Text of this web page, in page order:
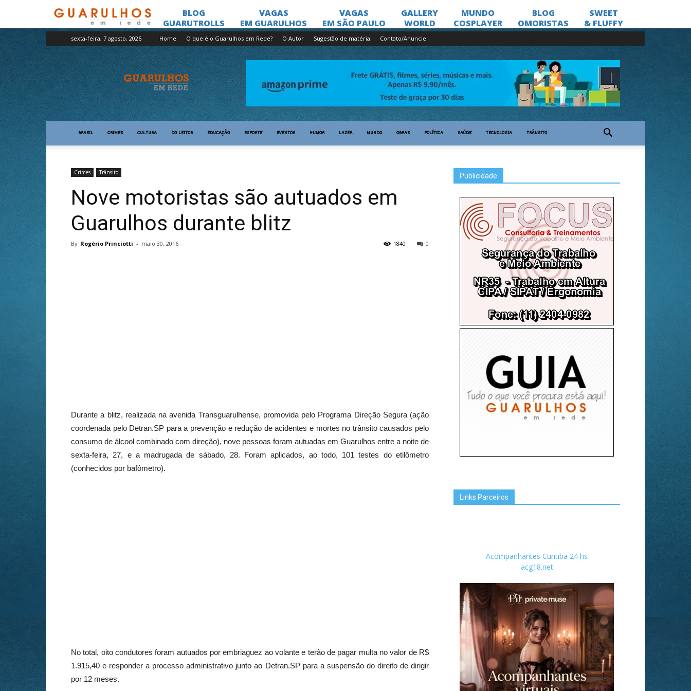
sexta-feira, 7 agosto, 2026 Home O que é o Guarulhos em Rede? O Autor Sugestão de matéria Contato/Anuncie
Guarulhos
em
Rede
BRASIL CRIMES CULTURA DO LEITOR EDUCAÇÃO ESPORTE EVENTOS HUMOR LAZER MUNDO OBRAS POLÍTICA SAÚDE TECNOLOGIA TRÂNSITO
Crimes Trânsito
Nove motoristas são autuados em
Guarulhos durante blitz
By Rogério Princiotti - maio 30, 2016 0
1840
Durante a blitz, realizada na avenida Transguarulhense, promovida pelo Programa Direção Segura (ação
coordenada pelo Detran.SP para a prevenção e redução de acidentes e mortes no trânsito causados pelo
consumo de álcool combinado com direção), nove pessoas foram autuadas em Guarulhos entre a noite de
sexta-feira, 27, e a madrugada de sábado, 28. Foram aplicados, ao todo, 101 testes do etilômetro
(conhecidos por bafômetro).
No total, oito condutores foram autuados por embriaguez ao volante e terão de pagar multa no valor de R$
1.915,40 e responder a processo administrativo junto ao Detran.SP para a suspensão do direito de dirigir
por 12 meses.
Publicidade
Links Parceiros
Acompanhantes Curitiba 24 hs
acg18.net